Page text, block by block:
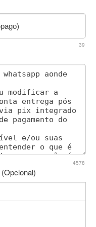
39
4578
(Opcional)